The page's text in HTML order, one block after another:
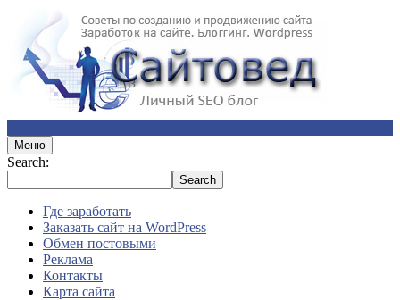
Меню
Search:
Где заработать
Заказать сайт на WordPress
Обмен постовыми
Реклама
Контакты
Карта сайта